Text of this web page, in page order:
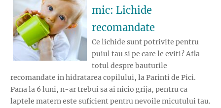
mic: Lichide
recomandate
Ce lichide sunt potrivite pentru
puiul tau si pe care le eviti? Afla
totul despre bauturile
recomandate in hidratarea copilului, la Parinti de Pici.
Pana la 6 luni, n-ar trebui sa ai nicio grija, pentru ca
laptele matern este suficient pentru nevoile micutului tau.